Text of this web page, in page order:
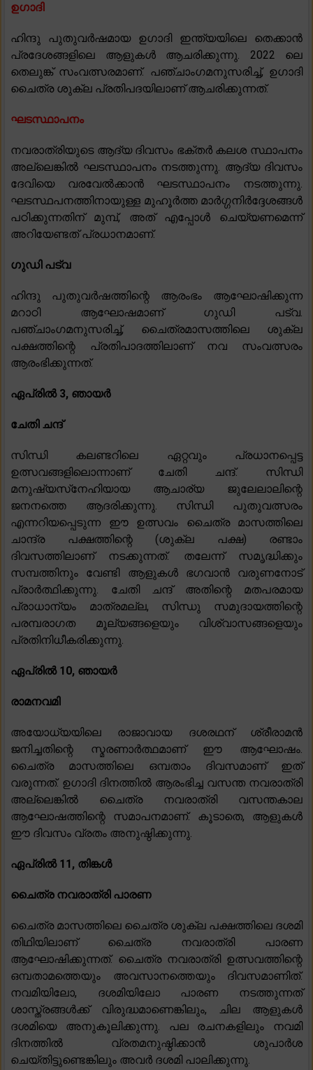
ഉഗാദി
ഹിന്ദു പുതുവർഷമായ ഉഗാദി ഇന്ത്യയിലെ തെക്കാൻ
പ്രദേശങ്ങളിലെ ആളുകൾ ആചരിക്കുന്നു. 2022 ലെ
തെലുങ്ക് സംവത്സരമാണ്. പഞ്ചാംഗമനുസരിച്ച്, ഉഗാദി
ചൈത്ര ശുക്ല പ്രതിപദയിലാണ് ആചരിക്കുന്നത്.
ഘടസ്ഥാപനം
നവരാത്രിയുടെ ആദ്യ ദിവസം ഭക്തർ കലശ സ്ഥാപനം
അല്ലെങ്കിൽ ഘടസ്ഥാപനം നടത്തുന്നു. ആദ്യ ദിവസം
ദേവിയെ വരവേൽക്കാൻ ഘടസ്ഥാപനം നടത്തുന്നു.
ഘടസ്ഥപനത്തിനായുള്ള മുഹൂർത്ത മാർഗ്ഗനിർദ്ദേശങ്ങൾ
പഠിക്കുന്നതിന് മുമ്പ്, അത് എപ്പോൾ ചെയ്യണമെന്ന്
അറിയേണ്ടത് പ്രധാനമാണ്.
ഗുഡി പട്വ
ഹിന്ദു പുതുവർഷത്തിന്റെ ആരംഭം ആഘോഷിക്കുന്ന
മറാഠി ആഘോഷമാണ് ഗുഡി പട്വ.
പഞ്ചാംഗമനുസരിച്ച്, ചൈത്രമാസത്തിലെ ശുക്ല
പക്ഷത്തിന്റെ പ്രതിപാദത്തിലാണ് നവ സംവത്സരം
ആരംഭിക്കുന്നത്.
ഏപ്രിൽ 3, ഞായർ
ചേതി ചന്ദ്
സിന്ധി കലണ്ടറിലെ ഏറ്റവും പ്രധാനപ്പെട്ട
ഉത്സവങ്ങളിലൊന്നാണ് ചേതി ചന്ദ്. സിന്ധി
മനുഷ്യസ്‌നേഹിയായ ആചാര്യ ജുലേലാലിന്റെ
ജനനത്തെ ആദരിക്കുന്നു. സിന്ധി പുതുവത്സരം
എന്നറിയപ്പെടുന്ന ഈ ഉത്സവം ചൈത്ര മാസത്തിലെ
ചാന്ദ്ര പക്ഷത്തിന്റെ (ശുക്ല പക്ഷ) രണ്ടാം
ദിവസത്തിലാണ് നടക്കുന്നത്. തലേന്ന് സമൃദ്ധിക്കും
സമ്പത്തിനും വേണ്ടി ആളുകൾ ഭഗവാൻ വരുണനോട്
പ്രാർത്ഥിക്കുന്നു. ചേതി ചന്ദ് അതിന്റെ മതപരമായ
പ്രാധാന്യം മാത്രമല്ല, സിന്ധു സമുദായത്തിന്റെ
പരമ്പരാഗത മൂല്യങ്ങളെയും വിശ്വാസങ്ങളെയും
പ്രതിനിധീകരിക്കുന്നു.
ഏപ്രിൽ 10, ഞായർ
രാമനവമി
അയോധ്യയിലെ രാജാവായ ദശരഥന് ശ്രീരാമൻ
ജനിച്ചതിന്റെ സ്മരണാർത്ഥമാണ് ഈ ആഘോഷം.
ചൈത്ര മാസത്തിലെ ഒമ്പതാം ദിവസമാണ് ഇത്
വരുന്നത്. ഉഗാദി ദിനത്തിൽ ആരംഭിച്ച വസന്ത നവരാത്രി
അല്ലെങ്കിൽ ചൈത്ര നവരാത്രി വസന്തകാല
ആഘോഷത്തിന്റെ സമാപനമാണ്. കൂടാതെ, ആളുകൾ
ഈ ദിവസം വ്രതം അനുഷ്ഠിക്കുന്നു.
ഏപ്രിൽ 11, തിങ്കൾ
ചൈത്ര നവരാത്രി പാരണ
ചൈത്ര മാസത്തിലെ ചൈത്ര ശുക്ല പക്ഷത്തിലെ ദശമി
തിഥിയിലാണ് ചൈത്ര നവരാത്രി പാരണ
ആഘോഷിക്കുന്നത്. ചൈത്ര നവരാത്രി ഉത്സവത്തിന്റെ
ഒമ്പതാമത്തെയും അവസാനത്തെയും ദിവസമാണിത്.
നവമിയിലോ, ദശമിയിലോ പാരണ നടത്തുന്നത്
ശാസ്ത്രങ്ങൾക്ക് വിരുദ്ധമാണെങ്കിലും, ചില ആളുകൾ
ദശമിയെ അനുകൂലിക്കുന്നു. പല രചനകളിലും നവമി
ദിനത്തിൽ വ്രതമനുഷ്ഠിക്കാൻ ശുപാർശ
ചെയ്തിട്ടുണ്ടെങ്കിലും അവർ ദശമി പാലിക്കുന്നു.